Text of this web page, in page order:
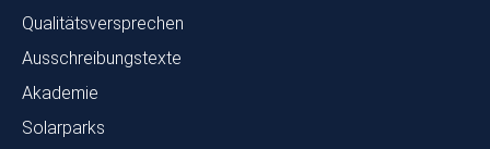
Qualitätsversprechen
Ausschreibungstexte
Akademie
Solarparks